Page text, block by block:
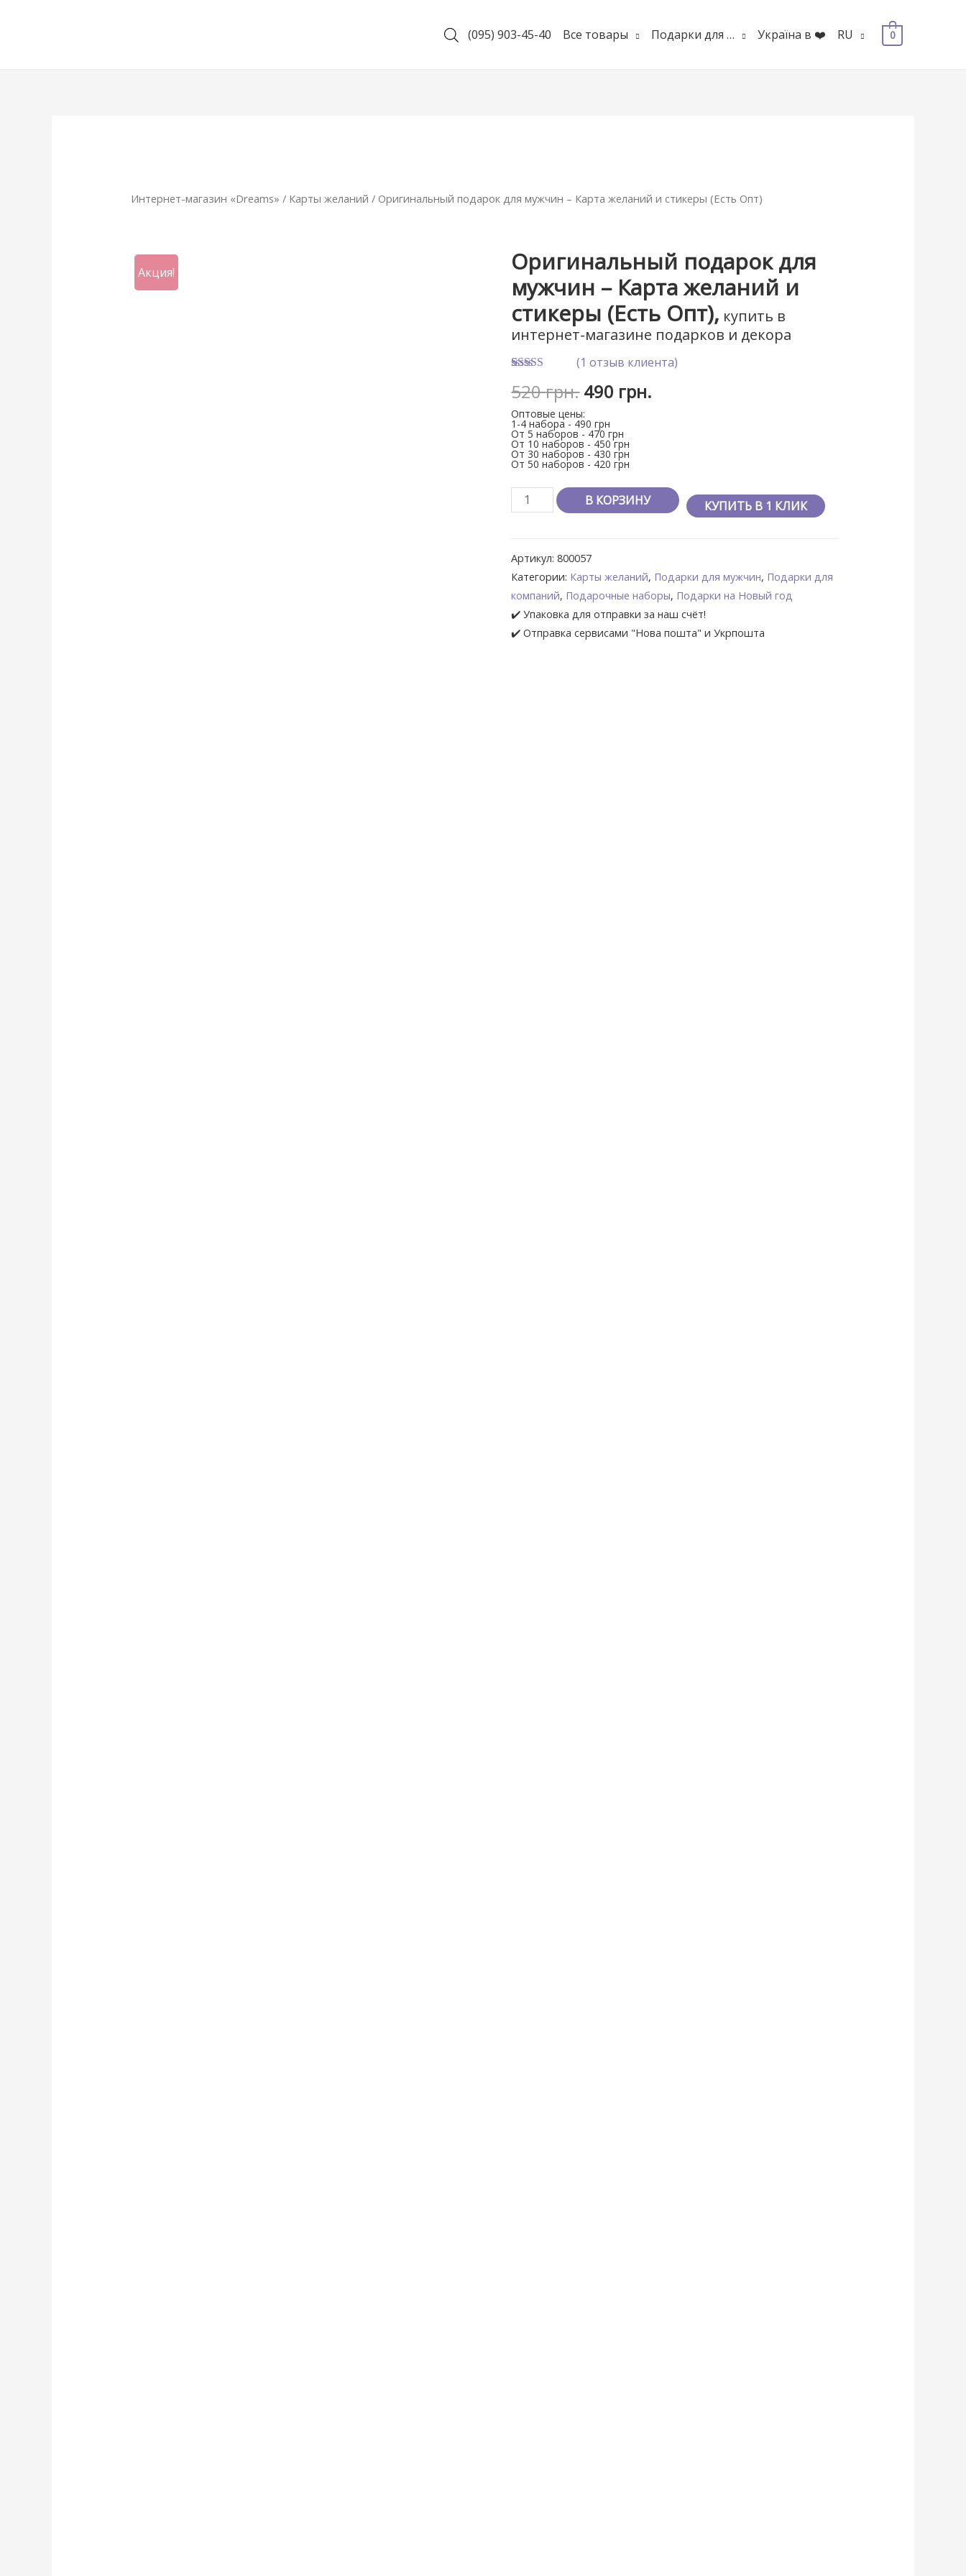
(095) 903-45-40 Все товары Подарки для … Україна в ❤️ RU 0
Акция!
Интернет-магазин «Dreams» / Карты желаний / Оригинальный подарок для мужчин – Карта желаний и стикеры (Есть Опт)
Оригинальный подарок для
мужчин – Карта желаний и
стикеры (Есть Опт), купить в
интернет-магазине подарков и декора
из 5 на
основе
опроса
пользователя
(1 отзыв клиента)
520грн.490 грн.
Оптовые цены:
1-4 набора - 490 грн
От 5 наборов - 470 грн
От 10 наборов - 450 грн
От 30 наборов - 430 грн
От 50 наборов - 420 грн
В КОРЗИНУ КУПИТЬ В 1 КЛИК
Артикул:800057
Категории: Карты желаний, Подарки для мужчин, Подарки для
компаний, Подарочные наборы, Подарки на Новый год
✔️ Упаковка для отправки за наш счёт!
✔️ Отправка сервисами "Нова пошта" и Укрпошта